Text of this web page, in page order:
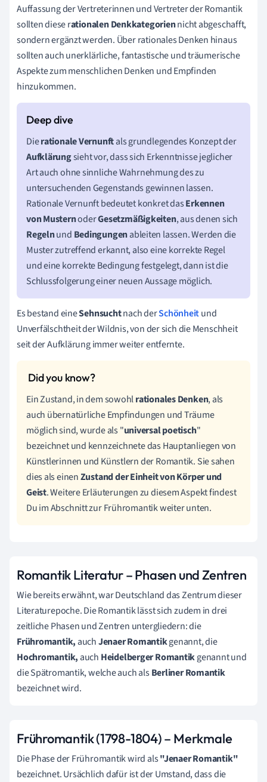
Auffassung der Vertreterinnen und Vertreter der Romantik
sollten diese rationalen Denkkategoriennicht abgeschafft,
sondern ergänzt werden. Über rationales Denken hinaus
sollten auch unerklärliche, fantastische und träumerische
Aspekte zum menschlichen Denken und Empfinden
hinzukommen.
Dierationale Vernunftals grundlegendes Konzept der
Aufklärungsieht vor, dass sich Erkenntnisse jeglicher
Art auch ohne sinnliche Wahrnehmung des zu
untersuchenden Gegenstands gewinnen lassen.
Rationale Vernunft bedeutet konkret dasErkennen
von MusternoderGesetzmäßigkeiten, aus denen sich
Regelnund Bedingungenableiten lassen. Werden die
Muster zutreffend erkannt, also eine korrekte Regel
und eine korrekte Bedingung festgelegt, dann ist die
Schlussfolgerung einer neuen Aussage möglich.
Es bestand eineSehnsuchtnach derSchönheitund
Unverfälschtheit der Wildnis, von der sich die Menschheit
seit der Aufklärung immer weiter entfernte.
Ein Zustand, in dem sowohlrationales Denken, als
auch übernatürliche Empfindungen und Träume
möglich sind, wurde als "universal poetisch"
bezeichnet und kennzeichnete das Hauptanliegen von
Künstlerinnen und Künstlern der Romantik. Sie sahen
dies als einenZustand der Einheit von Körper und
Geist. Weitere Erläuterungen zu diesem Aspekt findest
Du im Abschnitt zur Frühromantik weiter unten.
Romantik Literatur – Phasen und Zentren
Wie bereits erwähnt, war Deutschland das Zentrum dieser
Literaturepoche. Die Romantik lässt sich zudem in drei
zeitliche Phasen und Zentren untergliedern: die
Frühromantik, auchJenaer Romantikgenannt, die
Hochromantik, auch Heidelberger Romantikgenannt und
die Spätromantik, welche auch alsBerlinerRomantik
bezeichnet wird.
Frühromantik (1798-1804) – Merkmale
Die Phase der Frühromantik wird als"Jenaer Romantik"
bezeichnet. Ursächlich dafür ist der Umstand, dass die